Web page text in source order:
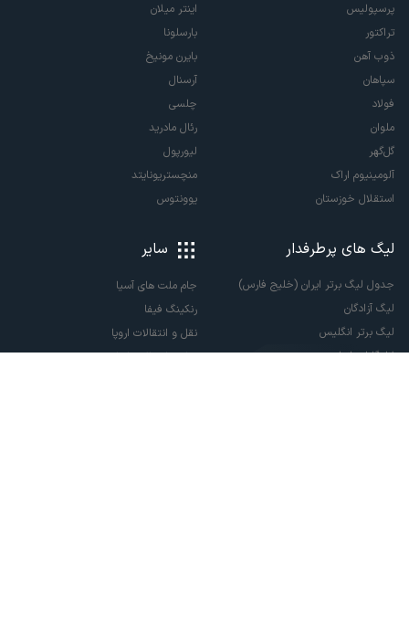
پرسپولیس
تراکتور
ذوب آهن
سپاهان
فولاد
ملوان
گل‌گهر
آلومینیوم اراک
استقلال خوزستان
اینتر میلان
بارسلونا
بایرن مونیخ
آرسنال
چلسی
رئال مادرید
لیورپول
منچستریونایتد
یوونتوس
لیگ های پرطرفدار
جدول لیگ برتر ایران (خلیج فارس)
لیگ آزادگان
لیگ برتر انگلیس
لالیگا اسپانیا
سایر
جام ملت های آسیا
رنکینگ فیفا
نقل و انتقالات اروپا
نقل و انتقالات ایران